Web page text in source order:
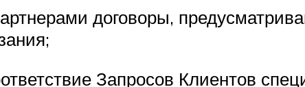
договоры,
Запросов Клиентов